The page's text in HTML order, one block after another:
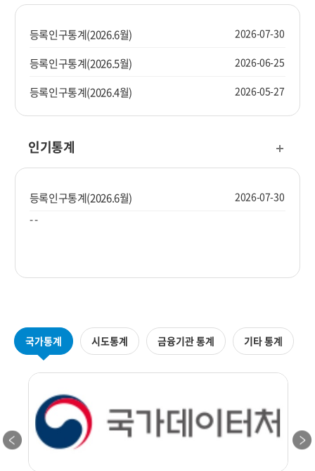
등록인구통계(2026.6월) 2026-07-30
등록인구통계(2026.5월) 2026-06-25
등록인구통계(2026.4월) 2026-05-27
인기통계
등록인구통계(2026.6월) 2026-07-30
--
국가통계 시도통계 금융기관 통계 기타 통계